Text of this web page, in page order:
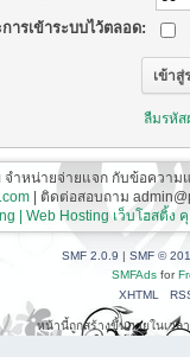
ารเข้าระบบไว้ตลอด:
ลืมรหัส
ำหน่ายจ่ายแจก กับข้อความ
| ติดต่อสอบถาม
| Web Hosting เว็บโฮสติ้ง
SMF 2.0.9 | SMF ©
SMFAds for
XHTML
หน้านี้ถูกสร้างขึ้นภายในเวล